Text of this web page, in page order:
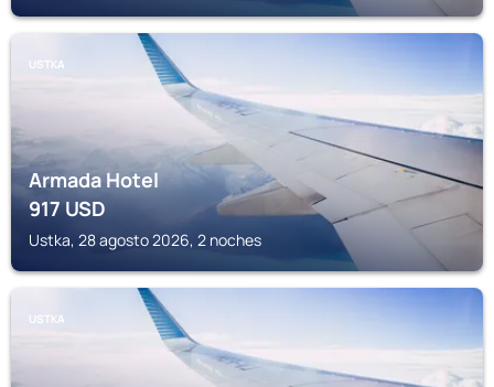
USTKA
Armada Hotel
917USD
Ustka, 28 agosto 2026, 2 noches
USTKA